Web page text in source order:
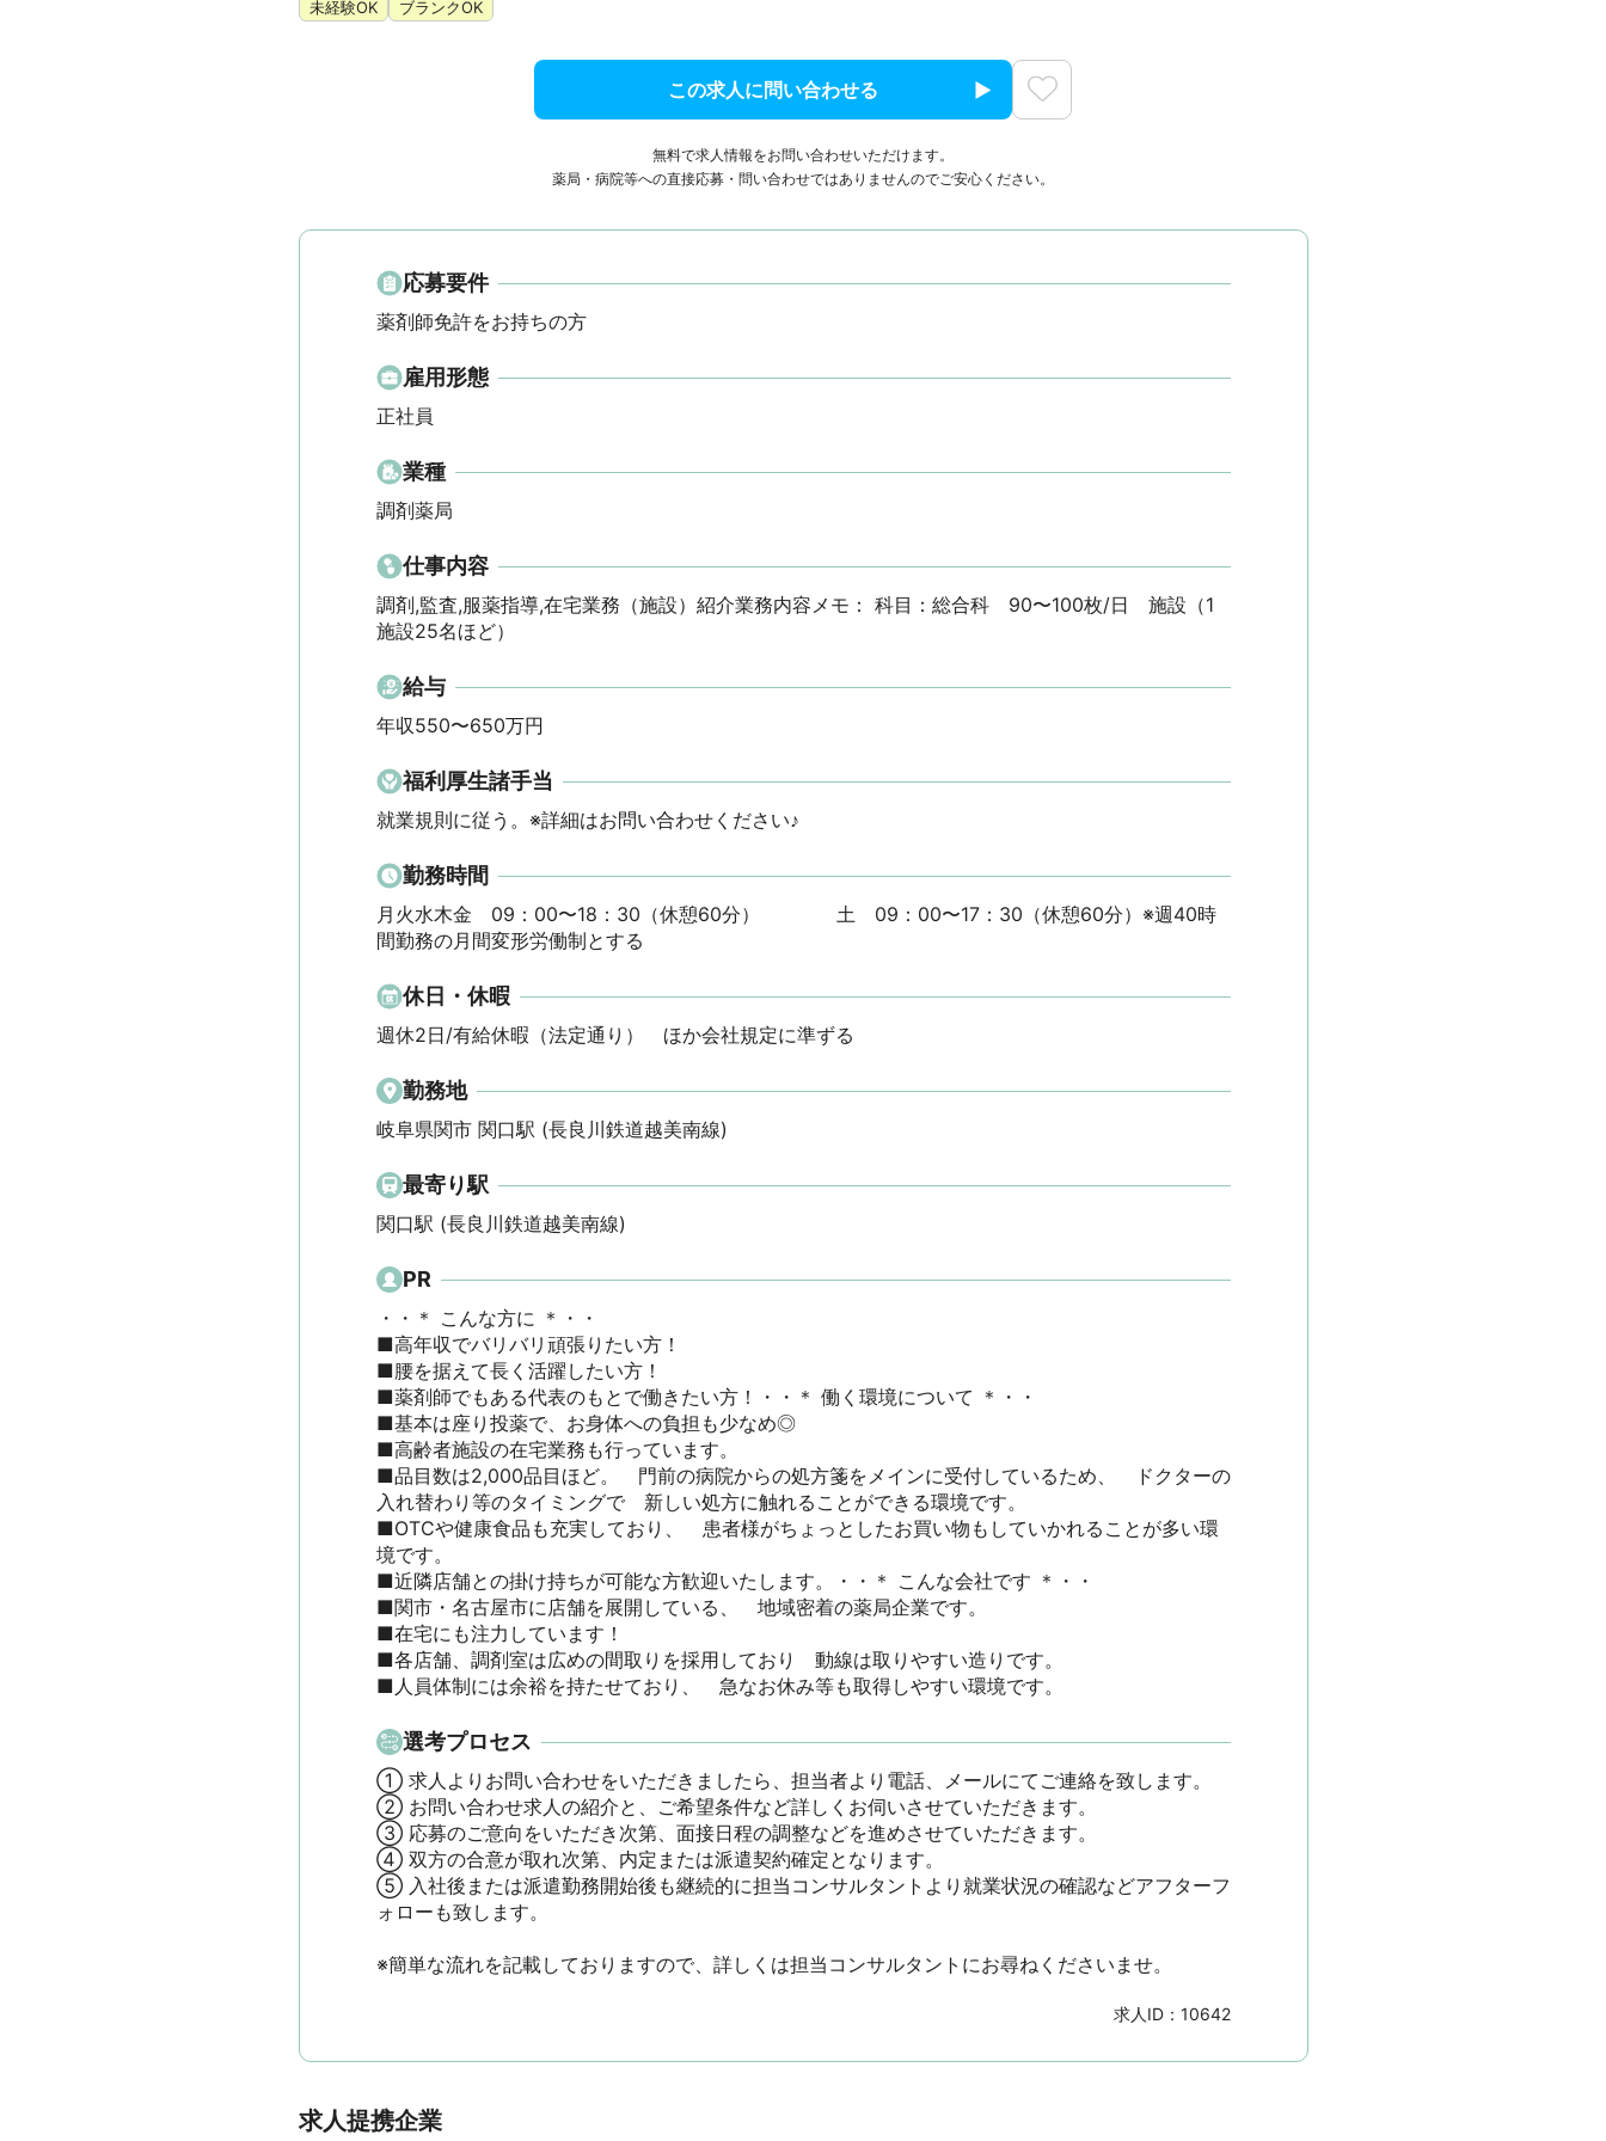
未経験OK ブランクOK
この求人に問い合わせる
無料で求人情報をお問い合わせいただけます。
薬局・病院等への直接応募・問い合わせではありませんのでご安心ください。
応募要件
薬剤師免許をお持ちの方
雇用形態
正社員
業種
調剤薬局
仕事内容
調剤,監査,服薬指導,在宅業務（施設）紹介業務内容メモ： 科目：総合科　90〜100枚/日　施設（1
施設25名ほど）
給与
年収550〜650万円
福利厚生諸手当
就業規則に従う。※詳細はお問い合わせください♪
勤務時間
月火水木金　09：00〜18：30（休憩60分）　　　　土　09：00〜17：30（休憩60分）※週40時
間勤務の月間変形労働制とする
休日・休暇
週休2日/有給休暇（法定通り）　ほか会社規定に準ずる
勤務地
岐阜県関市 関口駅 (長良川鉄道越美南線)
最寄り駅
関口駅 (長良川鉄道越美南線)
PR
・・＊ こんな方に ＊・・
■高年収でバリバリ頑張りたい方！
■腰を据えて長く活躍したい方！
■薬剤師でもある代表のもとで働きたい方！・・＊ 働く環境について ＊・・
■基本は座り投薬で、お身体への負担も少なめ◎
■高齢者施設の在宅業務も行っています。
■品目数は2,000品目ほど。　門前の病院からの処方箋をメインに受付しているため、　ドクターの
入れ替わり等のタイミングで　新しい処方に触れることができる環境です。
■OTCや健康食品も充実しており、　患者様がちょっとしたお買い物もしていかれることが多い環
境です。
■近隣店舗との掛け持ちが可能な方歓迎いたします。・・＊ こんな会社です ＊・・
■関市・名古屋市に店舗を展開している、　地域密着の薬局企業です。
■在宅にも注力しています！
■各店舗、調剤室は広めの間取りを採用しており　動線は取りやすい造りです。
■人員体制には余裕を持たせており、　急なお休み等も取得しやすい環境です。
選考プロセス
① 求人よりお問い合わせをいただきましたら、担当者より電話、メールにてご連絡を致します。
② お問い合わせ求人の紹介と、ご希望条件など詳しくお伺いさせていただきます。
③ 応募のご意向をいただき次第、面接日程の調整などを進めさせていただきます。
④ 双方の合意が取れ次第、内定または派遣契約確定となります。
⑤ 入社後または派遣勤務開始後も継続的に担当コンサルタントより就業状況の確認などアフターフ
ォローも致します。
※簡単な流れを記載しておりますので、詳しくは担当コンサルタントにお尋ねくださいませ。
求人ID： 10642
求人提携企業